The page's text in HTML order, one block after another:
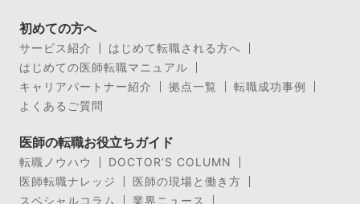
初めての方へ
サービス紹介
はじめて転職される方へ
はじめての医師転職マニュアル
キャリアパートナー紹介
拠点一覧
転職成功事例
よくあるご質問
医師の転職お役立ちガイド
転職ノウハウ
DOCTOR’S COLUMN
医師転職ナレッジ
医師の現場と働き方
スペシャルコラム
業界ニュース